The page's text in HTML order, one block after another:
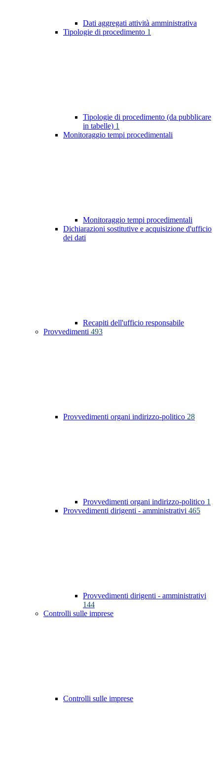
Dati aggregati attività amministrativa
Tipologie di procedimento 1
Tipologie di procedimento (da pubblicare
in tabelle) 1
Monitoraggio tempi procedimentali
Monitoraggio tempi procedimentali
Dichiarazioni sostitutive e acquisizione d'ufficio
dei dati
Recapiti dell'ufficio responsabile
Provvedimenti 493
Provvedimenti organi indirizzo-politico 28
Provvedimenti organi indirizzo-politico 1
Provvedimenti dirigenti - amministrativi 465
Provvedimenti dirigenti - amministrativi
144
Controlli sulle imprese
Controlli sulle imprese